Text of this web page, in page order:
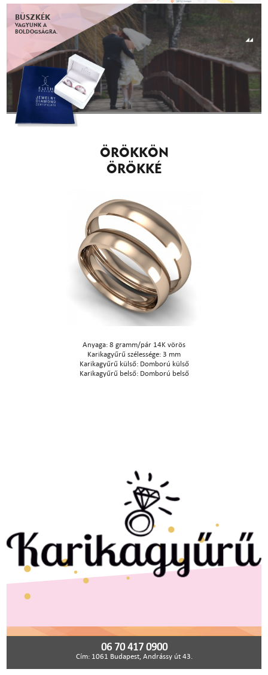
BÜSZKÉK
VAGYUNK A
BOLDOGSÁGRA.
ÖRÖKKÖN
ÖRÖKKÉ
Anyaga: 8 gramm/pár 14K vörös
Karikagyűrű szélessége: 3 mm
Karikagyűrű külső: Domború külső
Karikagyűrű belső: Domború belső
06 70 417 0900
Cím: 1061 Budapest, Andrássy út 43.